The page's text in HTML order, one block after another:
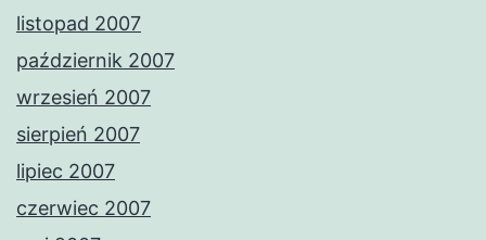
listopad 2007
październik 2007
wrzesień 2007
sierpień 2007
lipiec 2007
czerwiec 2007